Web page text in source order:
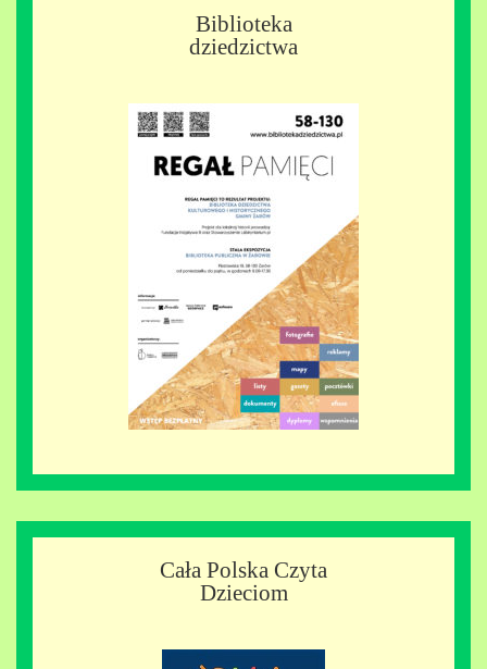
Biblioteka
dziedzictwa
Cała Polska Czyta
Dzieciom